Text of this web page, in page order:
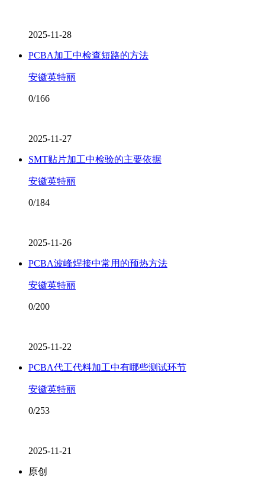
2025-11-28
PCBA加工中检查短路的方法
安徽英特丽
0/166
2025-11-27
SMT贴片加工中检验的主要依据
安徽英特丽
0/184
2025-11-26
PCBA波峰焊接中常用的预热方法
安徽英特丽
0/200
2025-11-22
PCBA代工代料加工中有哪些测试环节
安徽英特丽
0/253
2025-11-21
原创